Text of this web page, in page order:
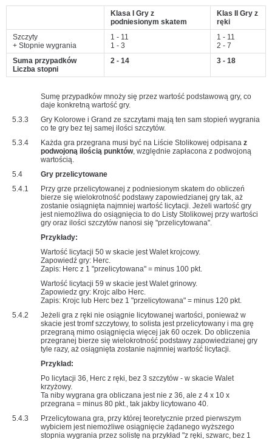
Klasa I Gry z
podniesionym skatem
Klas II Gry z
ręki
Szczyty
+ Stopnie wygrania
1 - 11
1 - 3
1 - 11
2 - 7
Suma przypadków
Liczba stopni
2 - 14 3 - 18
Sumę przypadków mnoży się przez wartość podstawową gry, co
daje konkretną wartość gry.
5.3.3
Gry Kolorowe i Grand ze szczytami mają ten sam stopień wygrania
co te gry bez tej samej ilości szczytów.
5.3.4
Każda gra przegrana musi być na Liście Stolikowej odpisana z
podwojoną ilością punktów, względnie zapłacona z podwojoną
wartością.
5.4
Gry przelicytowane
5.4.1
Przy grze przelicytowanej z podniesionym skatem do obliczeń
bierze się wielokrotność podstawy zapowiedzianej gry tak, aż
zostanie osiągnięta najmniej wartość licytacji. Jeżeli wartość gry
jest niemożliwa do osiągnięcia to do Listy Stolikowej przy wartości
gry oraz ilości szczytów nanosi się "przelicytowana".
Przykłady:
Wartość licytacji 50 w skacie jest Walet krojcowy.
Zapowiedź gry: Herc.
Zapis: Herc z 1 "przelicytowana" = minus 100 pkt.
Wartość licytacji 59 w skacie jest Walet grinowy.
Zapowiedz gry: Krojc albo Herc.
Zapis: Krojc lub Herc bez 1 "przelicytowana" = minus 120 pkt.
5.4.2
Jeżeli gra z ręki nie osiągnie licytowanej wartości, ponieważ w
skacie jest tromf szczytowy, to solista jest przelicytowany i ma grę
przegraną mimo osiągnięcia więcej jak 60 oczek. Do obliczenia
przegranej bierze się wielokrotność podstawy zapowiedzianej gry
tyle razy, aż osiągnięta zostanie najmniej wartość licytacji.
Przykład:
Po licytacji 36, Herc z ręki, bez 3 szczytów - w skacie Walet
krzyżowy.
Ta niby wygrana gra obliczana jest nie z 36, ale z 4 x 10 x
przegrana = minus 80 pkt., tak jakby licytowano 40.
5.4.3
Przelicytowana gra, przy której teoretycznie przed pierwszym
wybiciem jest niemożliwe osiągnięcie żądanego wyższego
stopnia wygrania przez solistę na przykład "z ręki, szwarc, bez 1